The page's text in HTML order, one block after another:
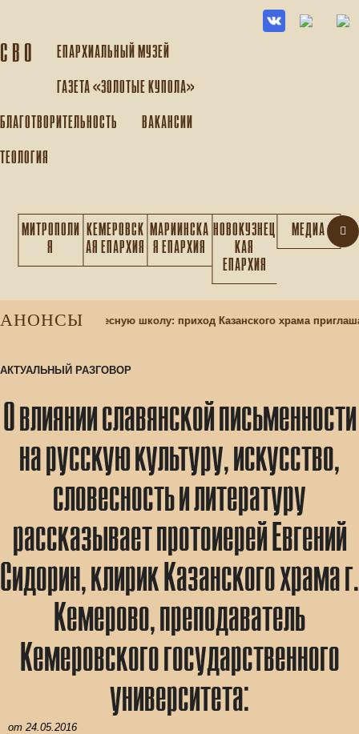
С В О
ЕПАРХИАЛЬНЫЙ МУЗEЙ
ГАЗЕТА «ЗОЛОТЫЕ КУПОЛА»
БЛАГОТВОРИТЕЛЬНОСТЬ
ВАКАНСИИ
ТЕОЛОГИЯ
МИТРОПОЛИ
Я
КЕМЕРОВСК
АЯ ЕПАРХИЯ
МАРИИНСКА
Я ЕПАРХИЯ
НОВОКУЗНЕЦ
КАЯ
ЕПАРХИЯ
МЕДИА
АНОНСЫв воскресную школу: приход Казанского храма
АКТУАЛЬНЫЙ РАЗГОВОР
О влиянии славянской письменности
на русскую культуру, искусство,
словесность и литературу
рассказывает протоиерей Евгений
Сидорин, клирик Казанского храма г.
Кемерово, преподаватель
Кемеровского государственного
университета:
от 24.05.2016